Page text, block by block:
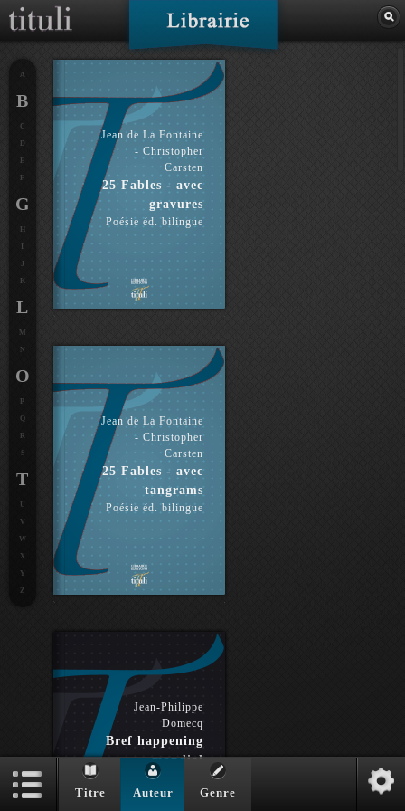
Jean de La Fontaine
- Christopher
Carsten
25 Fables - avec
gravures
Poésie éd. bilingue
Jean de La Fontaine
- Christopher
Carsten
25 Fables - avec
tangrams
Poésie éd. bilingue
Jean-Philippe
Domecq
Bref happening
mondial
Essai éd. bilingue
A
B
C
D
E
F
G
H
J
K
L
M
N
O
P
Q
R
S
T
U
V
W
X
Y
Z
Titre Auteur Genre